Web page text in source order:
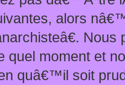
alors
quel moment et
quâ€™il soit